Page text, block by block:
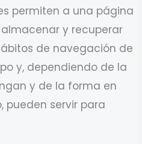
permiten a una página
y recuperar
de navegación de
y, dependiendo de la
y de la forma en
pueden servir para